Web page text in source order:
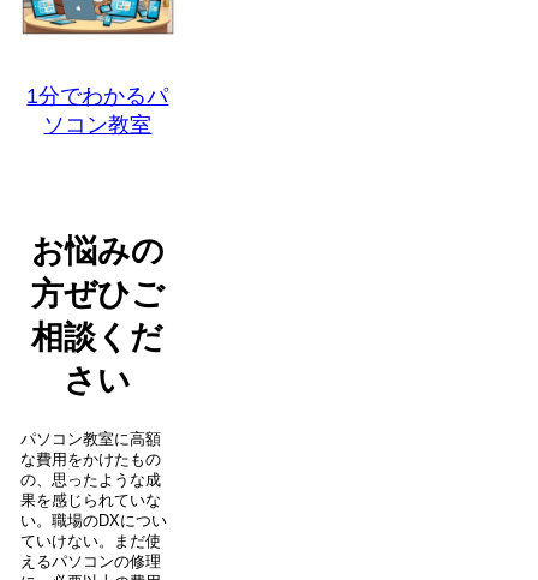
1分でわかるパ
ソコン教室
お悩みの
方ぜひご
相談くだ
さい
パソコン教室に高額
な費用をかけたもの
の、思ったような成
果を感じられていな
い。職場のDXについ
ていけない。まだ使
えるパソコンの修理